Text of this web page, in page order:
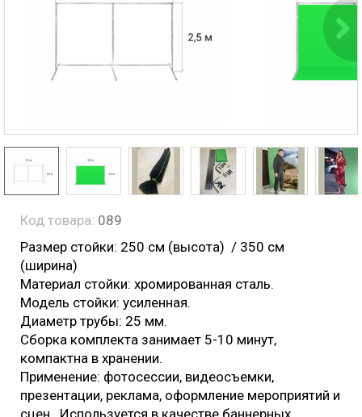
Код товара: 089
Размер стойки: 250 см (высота) / 350 см
(ширина)
Материал стойки: хромированная сталь.
Модель стойки: усиленная.
Диаметр трубы: 25 мм.
Cборка комплекта занимает 5-10 минут,
компактна в хранении.
Применение: фотосессии, видеосъемки,
презентации, реклама, оформление мероприятий и
сцен. Используется в качестве баннерных,